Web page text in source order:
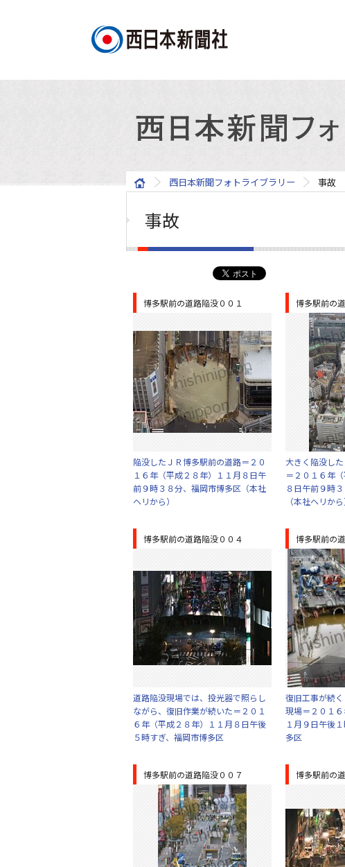
西日本新聞フォトライブラリー 事故
事故
博多駅前の道路陥没００１
陥没したＪＲ博多駅前の道路＝２０
１６年（平成２８年）１１月８日午
前９時３８分、福岡市博多区（本社
ヘリから）
博多駅前の
大きく陥没し
＝２０１６年
８日午前９時
（本社ヘリから
博多駅前の道路陥没００４
道路陥没現場では、投光器で照らし
ながら、復旧作業が続いた＝２０１
６年（平成２８年）１１月８日午後
５時すぎ、福岡市博多区
博多駅前の
復旧工事が続
現場＝２０１
１月９日午後
多区
博多駅前の道路陥没００７ 博多駅前の